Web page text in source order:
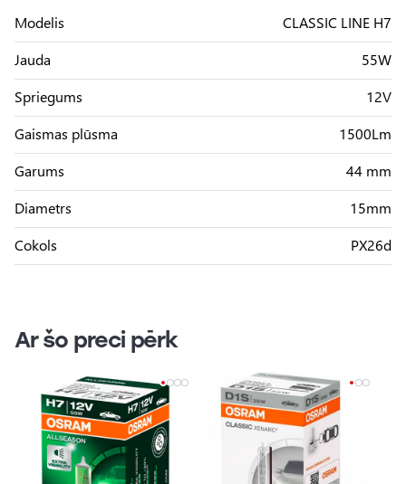
Modelis
CLASSIC LINE H7
Jauda
55W
Spriegums
12V
Gaismas plūsma
1500Lm
Garums
44 mm
Diametrs
15mm
Cokols
PX26d
Ar šo preci pērk